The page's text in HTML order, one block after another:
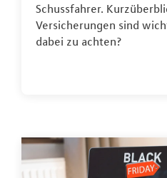
Schussfahrer.
Versicherungen sind
dabei zu achten?